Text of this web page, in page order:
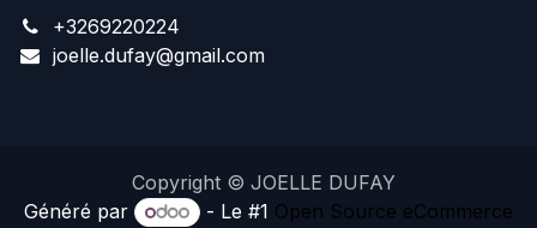
+3269220224
joelle.dufay@gmail.com
Copyright © JOELLE DUFAY
Généré par
- Le #1 Open Source eCommerce